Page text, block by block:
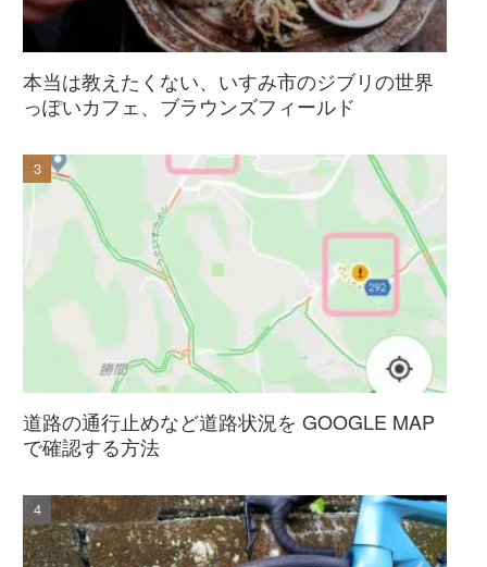
本当は教えたくない、いすみ市のジブリの世界
っぽいカフェ、ブラウンズフィールド
道路の通行止めなど道路状況を GOOGLE MAP
で確認する方法